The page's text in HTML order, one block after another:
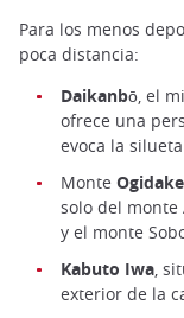
Para los menos
poca distancia:
Daikanbō, el
ofrece una
evoca la
Monte Ogidake
solo del monte
y el monte
Kabuto Iwa,
exterior de la